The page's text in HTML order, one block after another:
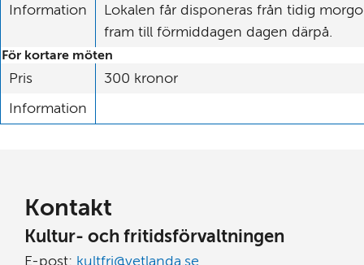
Information
Lokalen får disponeras från tidig
fram till förmiddagen dagen därpå.
För kortare möten
Pris
300 kronor
Information
Kontakt
Kultur- och fritidsförvaltningen
E-post: kultfri@vetlanda.se